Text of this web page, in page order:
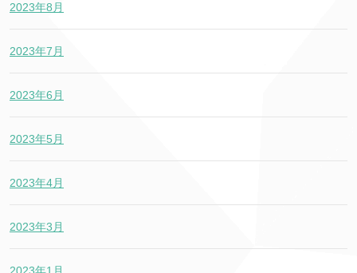
2023年8月
2023年7月
2023年6月
2023年5月
2023年4月
2023年3月